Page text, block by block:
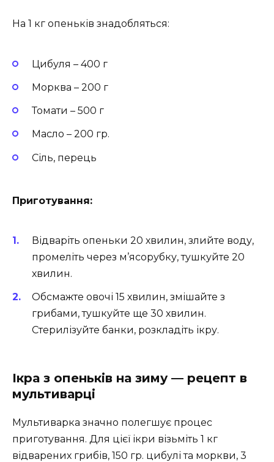
На 1 кг опеньків знадобляться:
Цибуля – 400 г
Морква – 200 г
Томати – 500 г
Масло – 200 гр.
Сіль, перець
Приготування:
Відваріть опеньки 20 хвилин, злийте воду,
промеліть через м’ясорубку, тушкуйте 20
хвилин.
Обсмажте овочі 15 хвилин, змішайте з
грибами, тушкуйте ще 30 хвилин.
Стерилізуйте банки, розкладіть ікру.
Ікра з опеньків на зиму — рецепт в
мультиварці
Мультиварка значно полегшує процес
приготування. Для цієї ікри візьміть 1 кг
відварених грибів, 150 гр. цибулі та моркви, 3